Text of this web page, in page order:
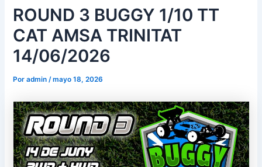
ROUND 3 BUGGY 1/10 TT
CAT AMSA TRINITAT
14/06/2026
Poradmin /mayo 18, 2026